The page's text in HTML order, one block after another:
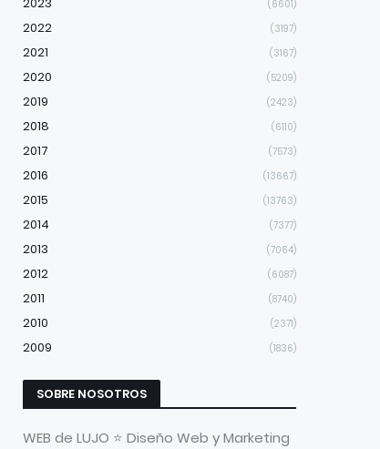
(6601)
2022 (3197)
2021 (3167)
2020 (5209)
2019 (2423)
2018 (6110)
2017 (7573)
2016 (13667)
2015 (13763)
2014 (7377)
2013 (7064)
2012 (6087)
2011 (8740)
2010 (2371)
2009 (1836)
SOBRE NOSOTROS
WEB de LUJO ⭐ Diseño Web y Marketing